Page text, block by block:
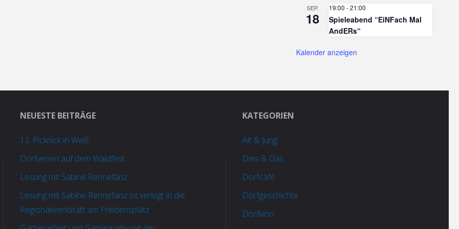
SEP.
18
19:00 -21:00
Spieleabend “EiNFach Mal
AndERs“
Kalender anzeigen
NEUESTE BEITRÄGE
12. Picknick in Weiß
Dorfverein auf dem Waldfest
Lesung mit Sabine Rennefanz
Lesung mit Sabine Rennefanz ist verlegt in die
Regionalwerkstatt am Friedensplatz
KATEGORIEN
Alt & Jung
Dies & Das
Dorfcafé
Dorfgeschichte
Dorfkino